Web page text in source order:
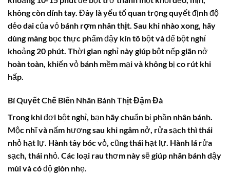
không còn dính tay. Đây là yếu tố quan trọng quyết định độ
dẻo dai của vỏ bánh rợm nhân thịt. Sau khi nhào xong, hãy
dùng màng bọc thực phẩm đậy kín tô bột và để bột nghỉ
khoảng 20 phút. Thời gian nghỉ này giúp bột nếp giãn nở
hoàn toàn, khiến vỏ bánh mềm mại và không bị co rút khi
hấp.
Bí Quyết Chế Biến Nhân Bánh Thịt Đậm Đà
Trong khi đợi bột nghỉ, bạn hãy chuẩn bị phần nhân bánh.
Mộc nhĩ và nấm hương sau khi ngâm nở, rửa sạch thì thái
nhỏ hạt lự. Hành tây bóc vỏ, cũng thái hạt lự. Hành lá rửa
sạch, thái nhỏ. Các loại rau thơm này sẽ giúp nhân bánh dậy
mùi và có độ giòn nhẹ.